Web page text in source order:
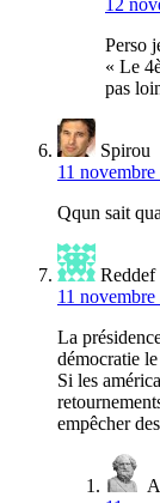
12
Perso
« Le
pas
Spirou
11
Qqun sait
Reddef
11
La
démocratie
Si les
empêcher